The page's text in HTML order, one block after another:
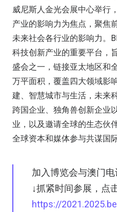
威尼斯人金光会展中心举行
产业的影响力为焦点，聚焦
未来社会各行业的影响力。
科技创新产业的重要平台，
盛会之一，链接亚太地区和
万平面积，覆盖四大领域影
建、智慧城市与生活，未来
跨国企业、独角兽创新企业
业，以及邀请全球的生态伙
全球资本和媒体参与共谋国
加入博览会与澳门电
↓抓紧时间参展，点
https://